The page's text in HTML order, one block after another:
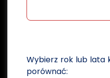
Wybierz rok lub lata
porównać: